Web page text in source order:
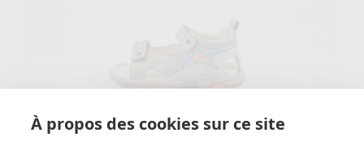
À propos des cookies sur ce site